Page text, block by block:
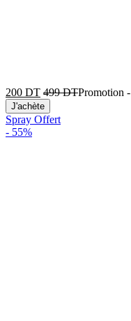
200 DT 499DTPromotion -
J'achète
Spray Offert
- 55%